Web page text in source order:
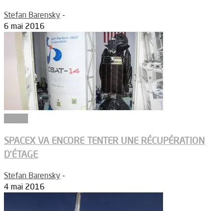
Stefan Barensky -
6 mai 2016
SPACEX VA ENCORE TENTER UNE RÉCUPÉRATION
D’ÉTAGE
Stefan Barensky -
4 mai 2016